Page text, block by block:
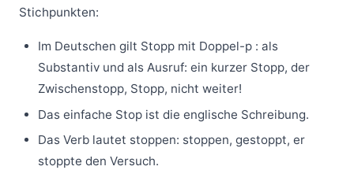
Stichpunkten:
Im Deutschen gilt Stopp mit Doppel-p : als
Substantiv und als Ausruf: ein kurzer Stopp, der
Zwischenstopp, Stopp, nicht weiter!
Das einfache Stop ist die englische Schreibung.
Das Verb lautet stoppen: stoppen, gestoppt, er
stoppte den Versuch.